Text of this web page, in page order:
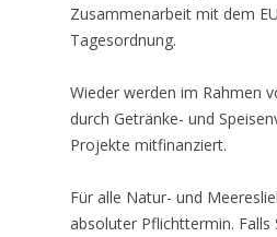
Zusammenarbeit mit dem
Tagesordnung.
Wieder werden im Rahmen
durch Getränke- und
Projekte mitfinanziert.
Für alle Natur- und
absoluter Pflichttermin. Falls